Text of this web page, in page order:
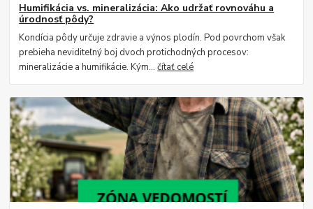
Humifikácia vs. mineralizácia: Ako udržať rovnováhu a
úrodnosť pôdy?
Kondícia pôdy určuje zdravie a výnos plodín. Pod povrchom však
prebieha neviditeľný boj dvoch protichodných procesov:
mineralizácie a humifikácie. Kým...čítať celé